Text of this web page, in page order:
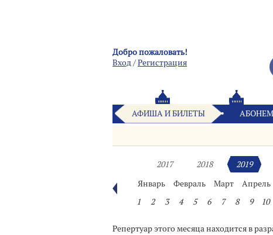
Добро пожаловать!
Вход/Pегистрация
АФИША И БИЛЕТЫ
2017 2018 2019
Январь
Февраль Март Апрель
1
2 3 4 5 6 7 8 9 10
Репертуар этого месяца находится в